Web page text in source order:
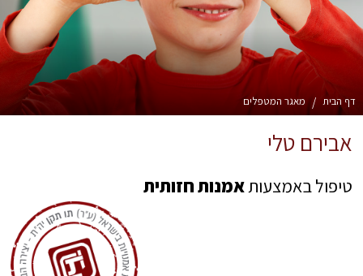
דף הבית / מאגר המטפלים
אבירם טלי
טיפול באמצעותאמנות חזותית